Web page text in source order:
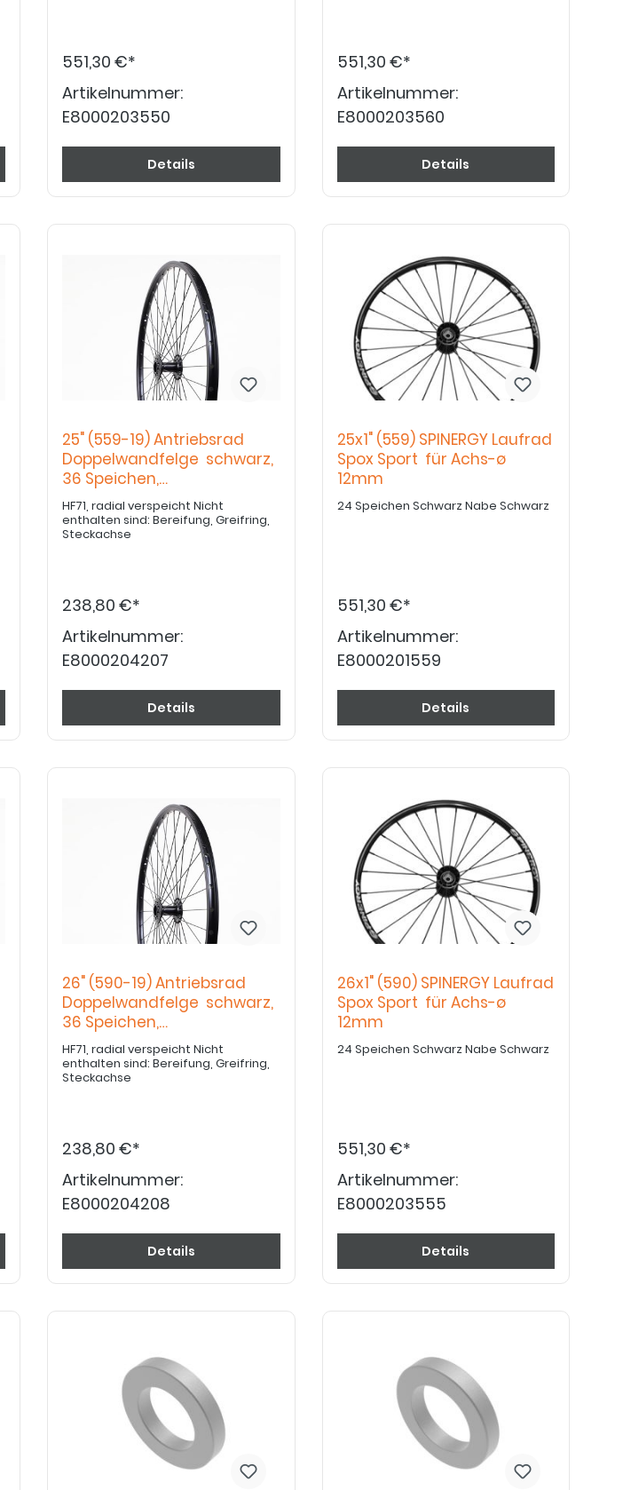
551,30 €*
Artikelnummer:
E8000203550
Details
551,30 €*
Artikelnummer:
E8000203560
Details
25" (559-19) Antriebsrad
Doppelwandfelge schwarz,
36 Speichen,
Hochflanschnabe
HF71, radial verspeicht Nicht
enthalten sind: Bereifung, Greifring,
Steckachse
238,80 €*
Artikelnummer:
E8000204207
Details
25x1" (559) SPINERGY Laufrad
Spox Sport für Achs-ø
12mm
24 Speichen Schwarz Nabe Schwarz
551,30 €*
Artikelnummer:
E8000201559
Details
26" (590-19) Antriebsrad
Doppelwandfelge schwarz,
36 Speichen,
Hochflanschnabe
HF71, radial verspeicht Nicht
enthalten sind: Bereifung, Greifring,
Steckachse
238,80 €*
Artikelnummer:
E8000204208
Details
26x1" (590) SPINERGY Laufrad
Spox Sport für Achs-ø
12mm
24 Speichen Schwarz Nabe Schwarz
551,30 €*
Artikelnummer:
E8000203555
Details